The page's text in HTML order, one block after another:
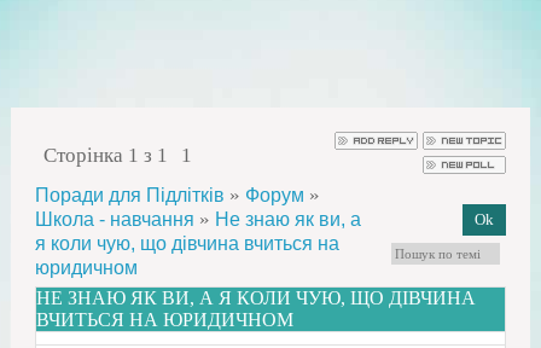
Сторінка 1 з 1 1
Поради для Підлітків » Форум »
Школа - навчання » Не знаю як ви, а
я коли чую, що дівчина вчиться на
юридичном
НЕ ЗНАЮ ЯК ВИ, А Я КОЛИ ЧУЮ, ЩО ДІВЧИНА
ВЧИТЬСЯ НА ЮРИДИЧНОМ